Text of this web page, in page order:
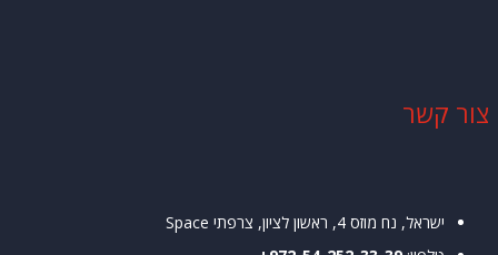
קשר
ישראל, נח מוזס 4, ראשון לציון, צרפתיSpace